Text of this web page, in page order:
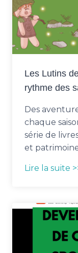
Les Lutins
rythme des
Des
chaque
série de
et
Lire la suite